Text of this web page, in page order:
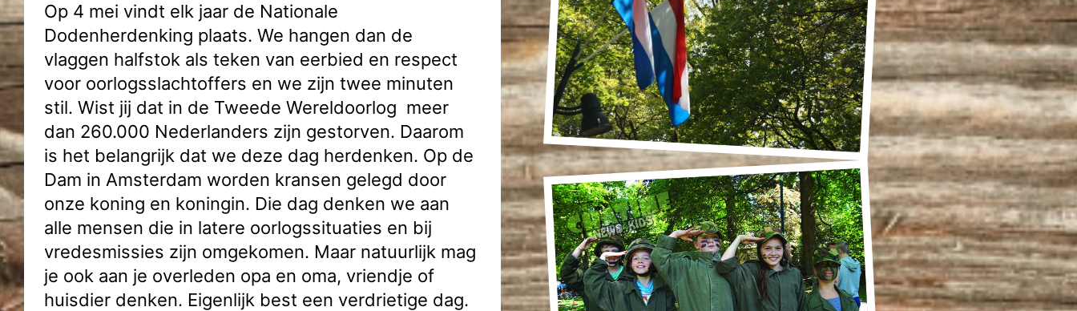
Op 4 mei vindt elk jaar de Nationale
Dodenherdenking plaats. We hangen dan de
vlaggen halfstok als teken van eerbied en respect
voor oorlogsslachtoffers en we zijn twee minuten
stil. Wist jij dat in de Tweede Wereldoorlog meer
dan 260.000 Nederlanders zijn gestorven. Daarom
is het belangrijk dat we deze dag herdenken. Op de
Dam in Amsterdam worden kransen gelegd door
onze koning en koningin. Die dag denken we aan
alle mensen die in latere oorlogssituaties en bij
vredesmissies zijn omgekomen. Maar natuurlijk mag
je ook aan je overleden opa en oma, vriendje of
huisdier denken. Eigenlijk best een verdrietige dag.